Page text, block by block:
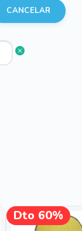
CANCELAR
Dto 60%
¡OFERTA!
Este
producto